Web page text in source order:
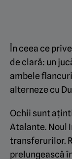
În ceea ce
de clară: un
ambele
alterneze cu
Ochii sunt
Atalante. Noul
transferurilor.
prelungească